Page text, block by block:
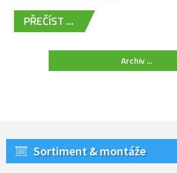
PŘEČÍST ...
Archiv ...
Sortiment & montáže